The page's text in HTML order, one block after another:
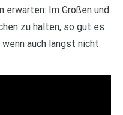
Im Großen und
zu halten, so gut es
auch längst nicht